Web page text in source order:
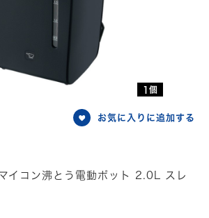
1個
お気に入りに追加する
イコン沸とう電動ポット 2.0L スレ